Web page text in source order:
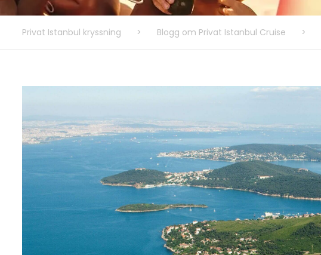
Privat Istanbul kryssning > Blogg om Privat Istanbul Cruise >